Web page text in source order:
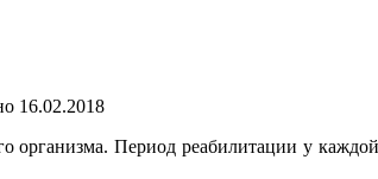
16.02.2018
Период реабилитации у